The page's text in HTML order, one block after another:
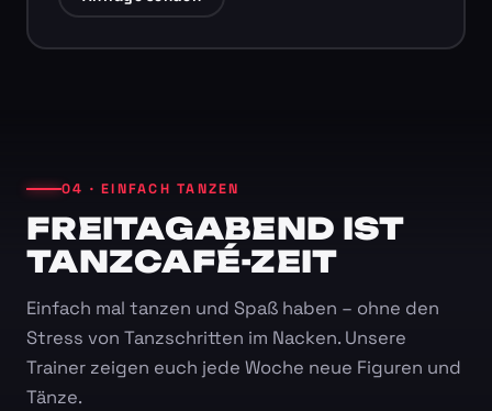
04 · EINFACH TANZEN
FREITAGABEND IST
TANZCAFÉ-ZEIT
Einfach mal tanzen und Spaß haben – ohne den
Stress von Tanzschritten im Nacken. Unsere
Trainer zeigen euch jede Woche neue Figuren und
Tänze.